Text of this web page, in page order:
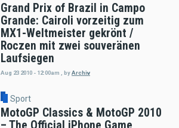
Grand Prix of Brazil in Campo
Grande: Cairoli vorzeitig zum
MX1-Weltmeister gekrönt /
Roczen mit zwei souveränen
Laufsiegen
Aug 23 2010 - 12:00am byArchiv
Sport
MotoGP Classics & MotoGP 2010